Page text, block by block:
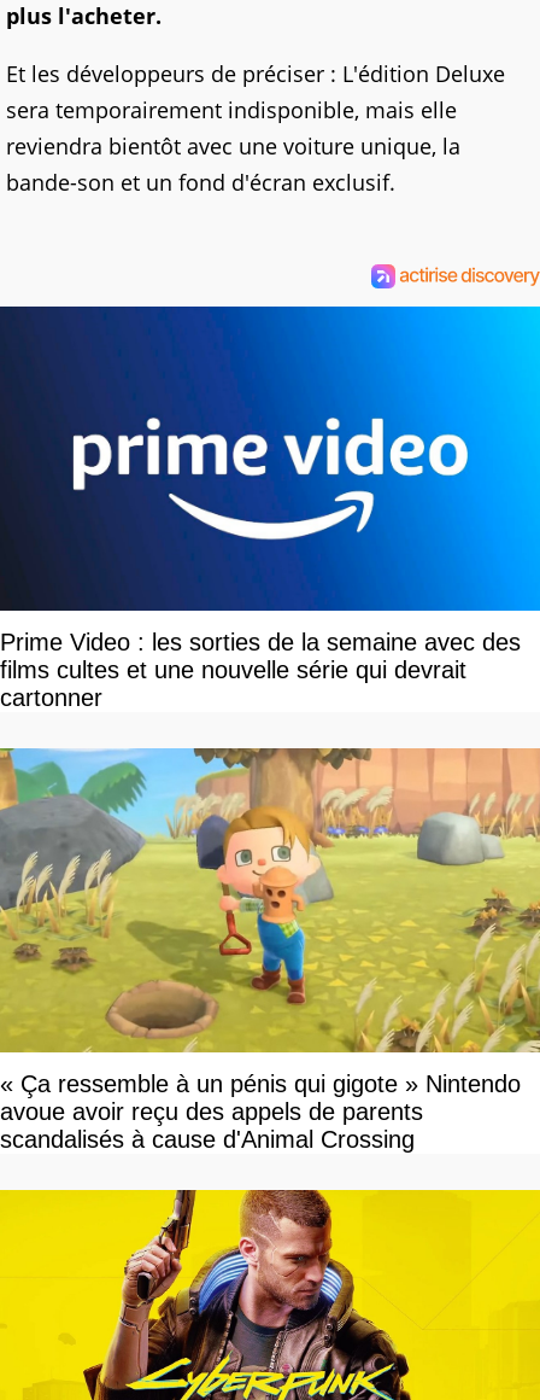
plus l'acheter.
Et les développeurs de préciser : L'édition Deluxe
sera temporairement indisponible, mais elle
reviendra bientôt avec une voiture unique, la
bande-son et un fond d'écran exclusif.
Prime Video : les sorties de la semaine avec des
films cultes et une nouvelle série qui devrait
cartonner
« Ça ressemble à un pénis qui gigote » Nintendo
avoue avoir reçu des appels de parents
scandalisés à cause d'Animal Crossing